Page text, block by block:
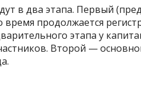
в два этапа. Первый
время продолжается
этапа у
Второй —